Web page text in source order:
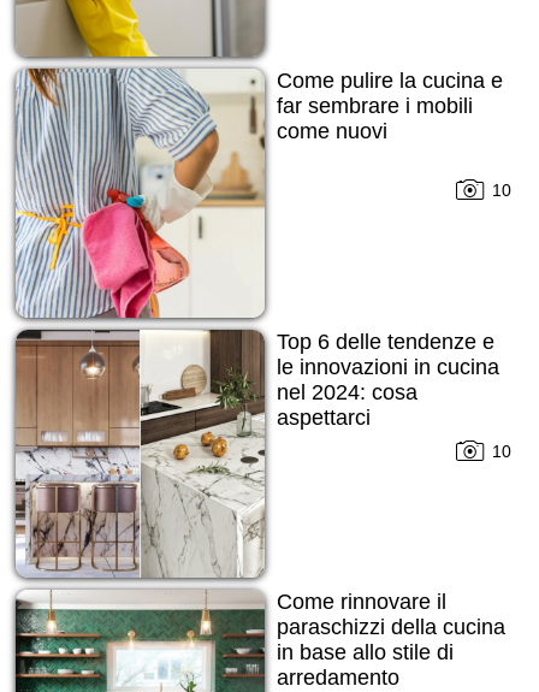
Come pulire la cucina e
far sembrare i mobili
come nuovi
10
Top 6 delle tendenze e
le innovazioni in cucina
nel 2024: cosa
aspettarci
10
Come rinnovare il
paraschizzi della cucina
in base allo stile di
arredamento